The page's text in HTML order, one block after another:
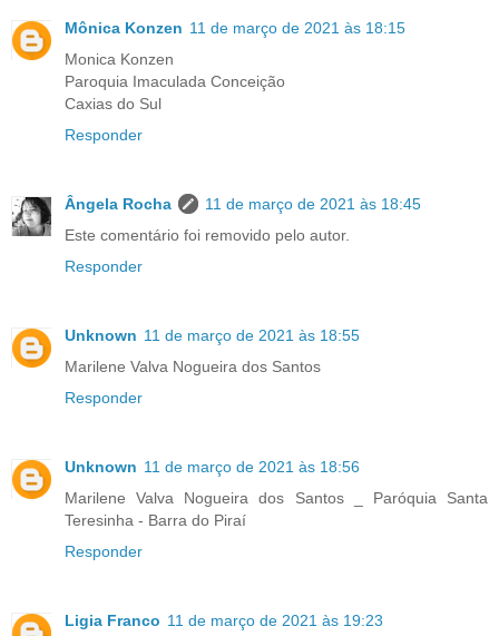
Mônica Konzen 11 de março de 2021 às 18:15
Monica Konzen
Paroquia Imaculada Conceição
Caxias do Sul
Responder
Ângela Rocha
11 de março de 2021 às 18:45
Este comentário foi removido pelo autor.
Responder
Unknown 11 de março de 2021 às 18:55
Marilene Valva Nogueira dos Santos
Responder
Unknown 11 de março de 2021 às 18:56
Marilene Valva Nogueira dos Santos _ Paróquia Santa
Teresinha - Barra do Piraí
Responder
Ligia Franco 11 de março de 2021 às 19:23